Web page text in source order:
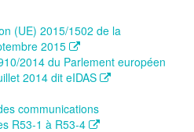
(UE) 2015/1502 de la
2015
2014 du Parlement européen
2014 dit eIDAS
communications
R53-1 à R53-4